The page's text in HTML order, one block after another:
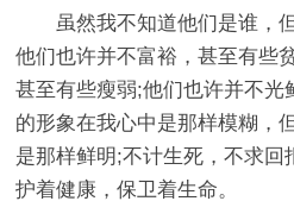
虽然我不知道他们是谁，
他们也许并不富裕，甚至有些
甚至有些瘦弱;他们也许并不光
的形象在我心中是那样模糊，
是那样鲜明;不计生死，不求回
护着健康，保卫着生命。